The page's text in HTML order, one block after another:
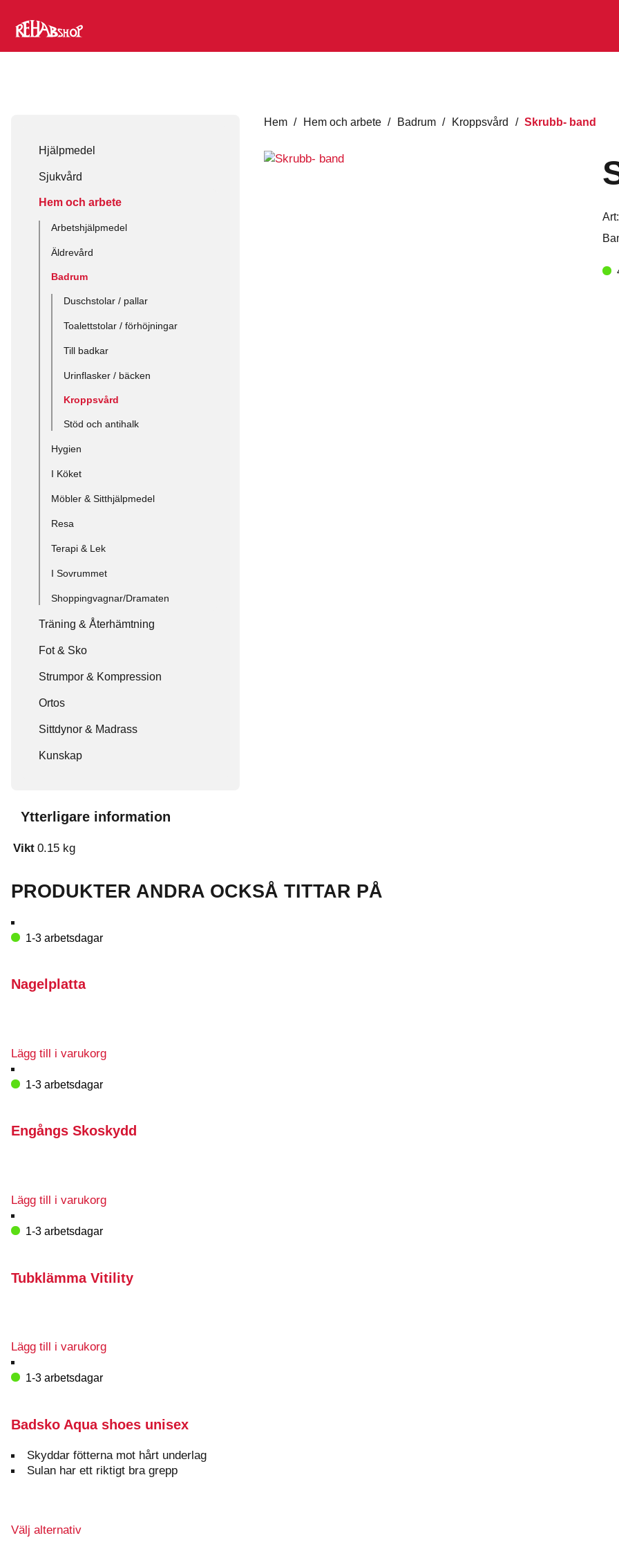
Hjälpmedel
Sjukvård
Hem och arbete
Arbetshjälpmedel
Äldrevård
Badrum
Duschstolar / pallar
Toalettstolar / förhöjningar
Till badkar
Urinflasker / bäcken
Kroppsvård
Stöd och antihalk
Hygien
I Köket
Möbler & Sitthjälpmedel
Resa
Terapi & Lek
I Sovrummet
Shoppingvagnar/Dramaten
Träning & Återhämtning
Fot & Sko
Strumpor & Kompression
Ortos
Sittdynor & Madrass
Kunskap
Hem / Hem och arbete / Badrum / Kroppsvård / Skrubb- band
Art:
Ytterligare information
Vikt 0.15 kg
PRODUKTER ANDRA OCKSÅ TITTAR PÅ
1-3 arbetsdagar
Nagelplatta
Lägg till i varukorg
1-3 arbetsdagar
Engångs Skoskydd
Lägg till i varukorg
1-3 arbetsdagar
Tubklämma Vitility
Lägg till i varukorg
1-3 arbetsdagar
Badsko Aqua shoes unisex
Skyddar fötterna mot hårt underlag
Sulan har ett riktigt bra grepp
Välj alternativDen